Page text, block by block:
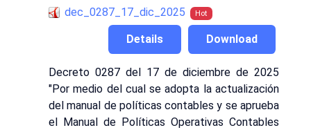
dec_0287_17_dic_2025 Hot
Download
Details
Decreto 0287 del 17 de diciembre de 2025
"Por medio del cual se adopta la actualización
del manual de políticas contables y se aprueba
el Manual de Políticas Operativas Contables